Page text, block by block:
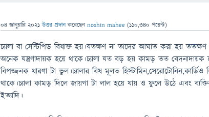
04 জানুয়ারি 2021 উত্তর প্রদান করেছেনnoshin mahee (110,340 পয়েন্ট)
চ্যালা বা সেন্টিপিড বিষাক্ত হয়।যতক্ষণ না তাদের আঘাত করা হয়
অনেক যন্ত্রণাদায়ক হয়ে থাকে।চ্যালা যত বড় হয় কামড় তত বেদনাদায়ক
বিপজ্জনক ধারণা টা ভুল।চ্যালার বিষ মূলত
থাকে।চ্যালা কামড় দিলে জায়গা টা লাল হয়ে যায় ও ফুলে উঠে এবং
ইত্যাদি।